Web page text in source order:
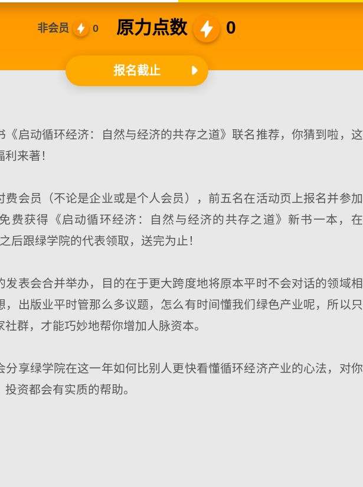
非会员 0 原力点数 0
报名截止
《启动循环经济：自然与经济的共存之道》联名推荐，你猜到啦，这
来著！
费会员（不论是企业或是个人会员），前五名在活动页上报名并参加
费获得《启动循环经济：自然与经济的共存之道》新书一本，在
后跟绿学院的代表领取，送完为止！
发表会合并举办，目的在于更大跨度地将原本平时不会对话的领域相
，出版业平时管那么多议题，怎么有时间懂我们绿色产业呢，所以只
群，才能巧妙地帮你增加人脉资本。
分享绿学院在这一年如何比别人更快看懂循环经济产业的心法，对你
资都会有实质的帮助。